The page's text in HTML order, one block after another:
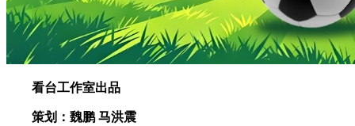
看台工作室出品
策划：魏鹏 马洪震